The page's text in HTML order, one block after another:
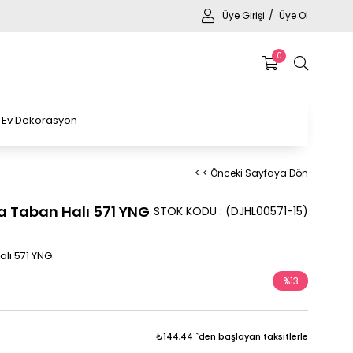
Üye Girişi Üye Ol
0
Ev Dekorasyon
< < Önceki Sayfaya Dön
Halı 571 YNG (DJHL00571-15)
STOK KODU
571 YNG
%13
₺144,44 `den başlayan taksitlerle